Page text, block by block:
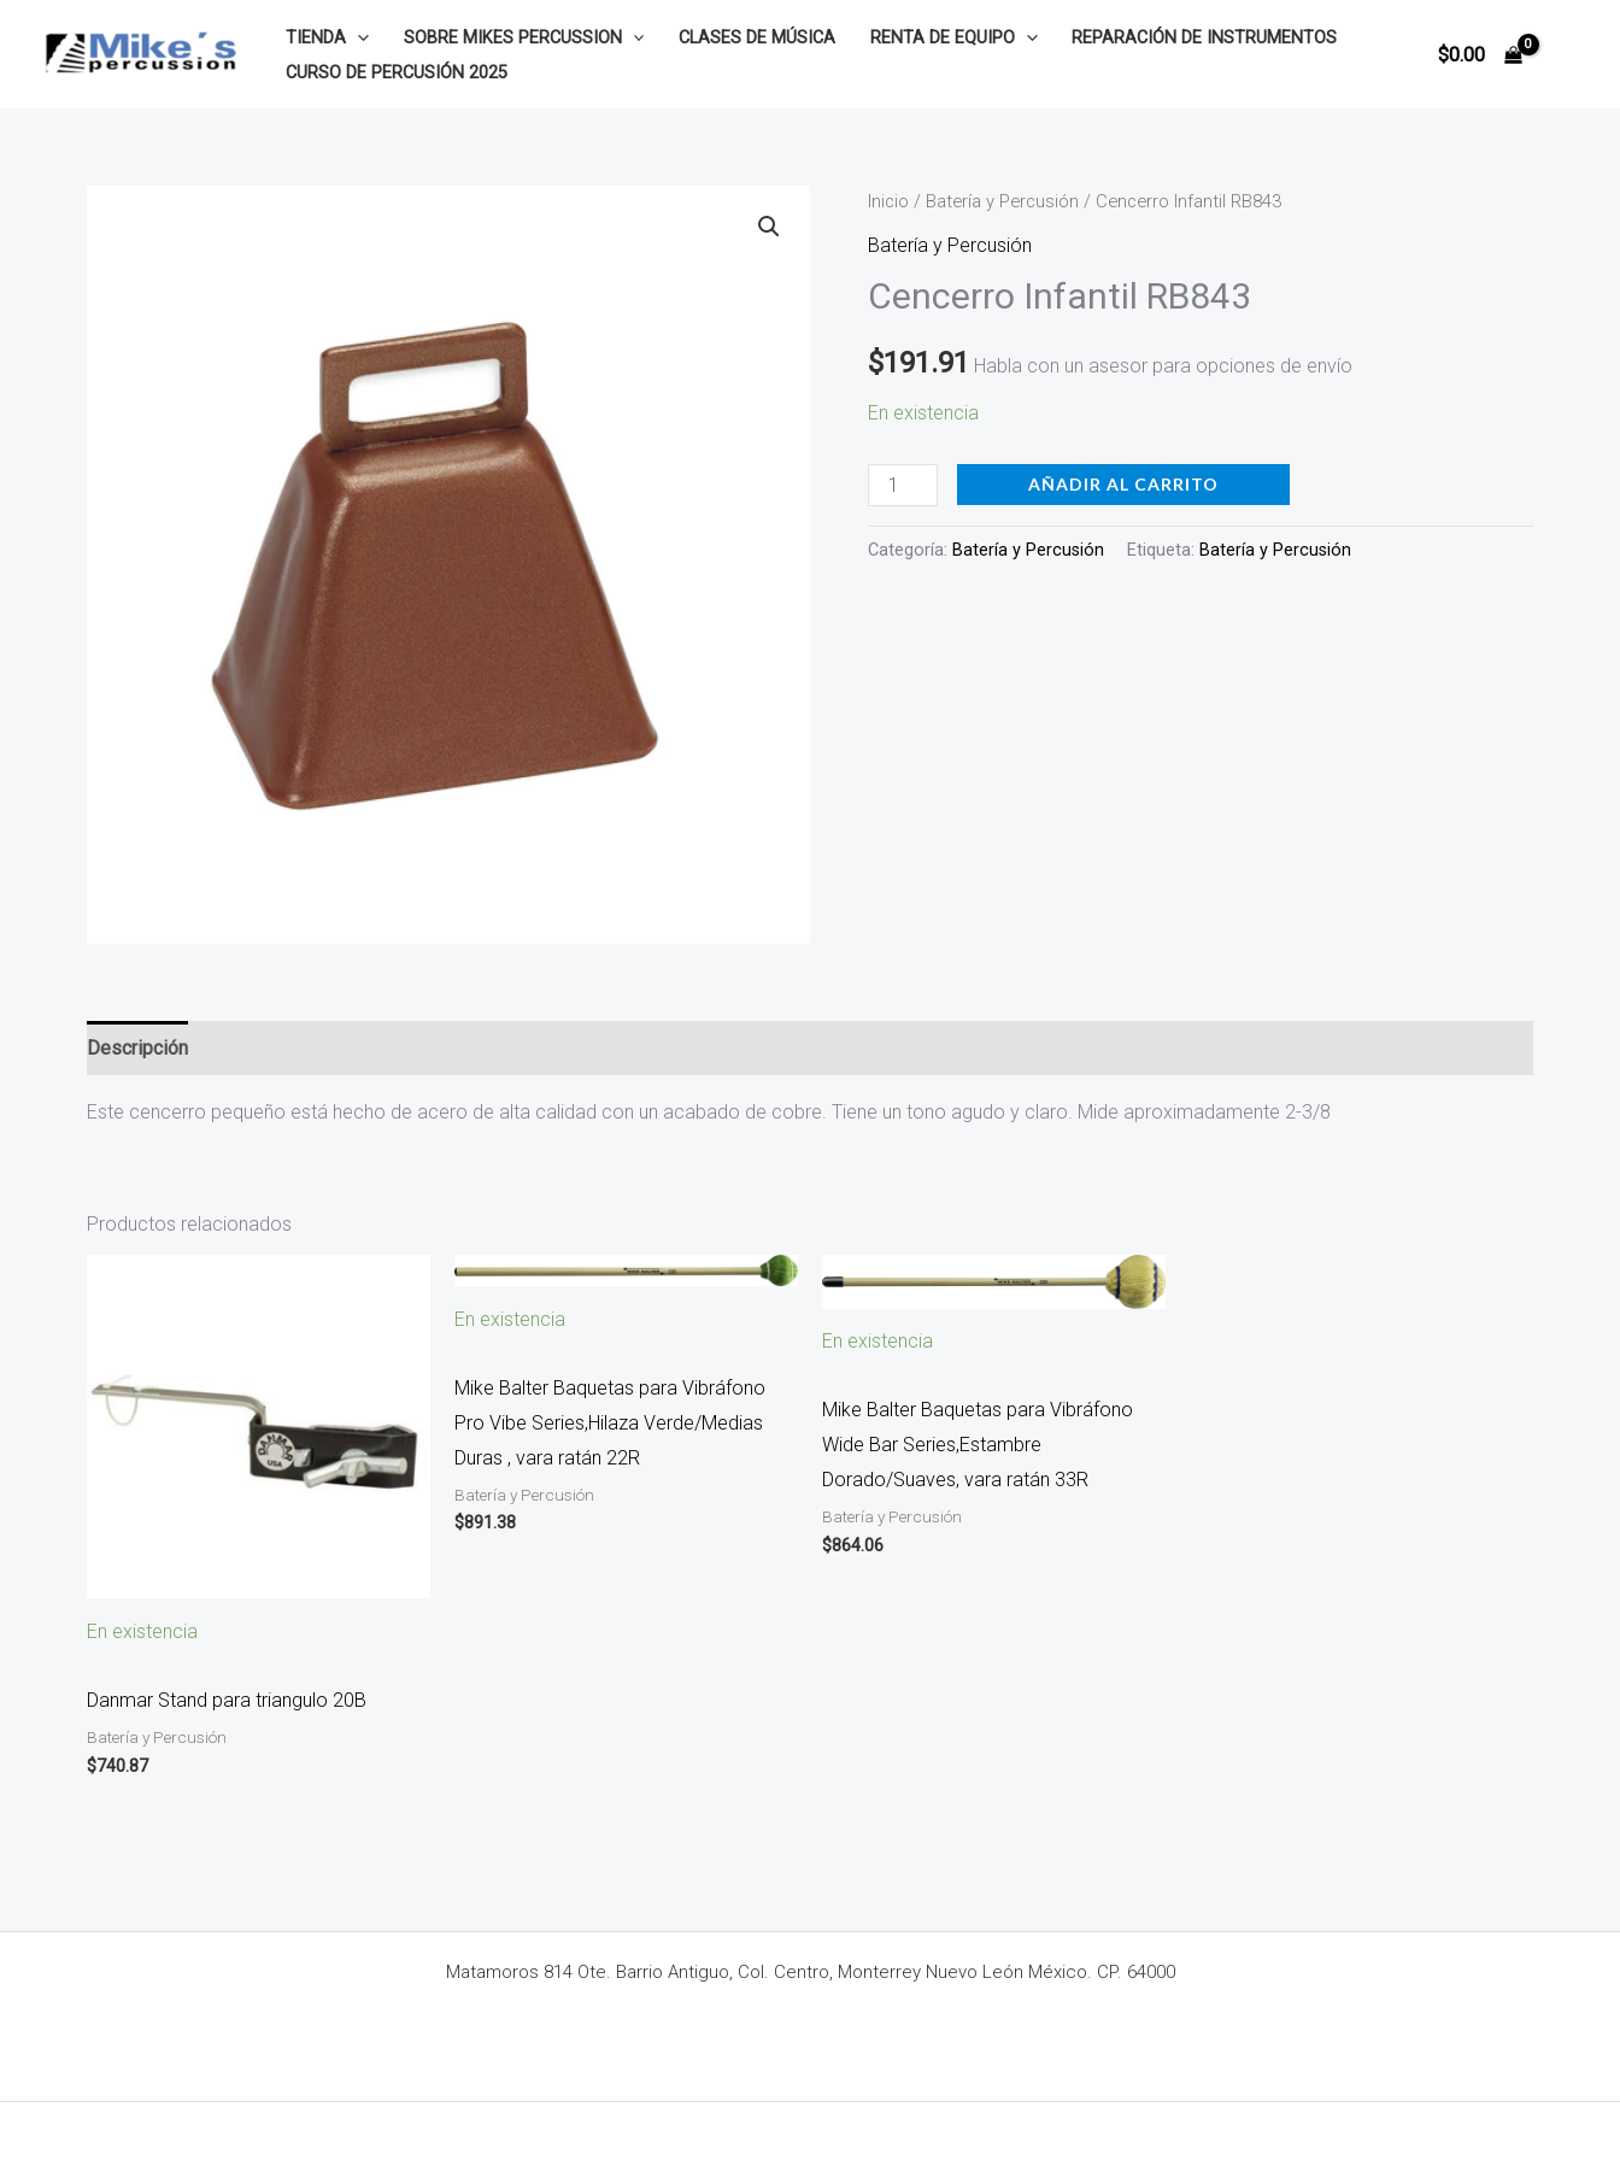
TIENDA SOBRE MIKES PERCUSSION CLASES DE MÚSICA RENTA DE EQUIPO
REPARACIÓN DE INSTRUMENTOS
CURSO DE PERCUSIÓN 2025
$0.00
Inicio / Batería y Percusión / Cencerro Infantil RB843
Batería y Percusión
Cencerro Infantil RB843
$191.91 Habla con un asesor para opciones de envío
En existencia
Cencerro
Infantil
cantidad
AÑADIR AL CARRITO
Categoría: Batería y Percusión Etiqueta: Batería y Percusión
Descripción
Este cencerro pequeño está hecho de acero de alta calidad con un acabado de cobre. Tiene un tono agudo y claro. Mide aproximadamente 2-3/8
Productos relacionados
En existencia
Danmar Stand para triangulo 20B
Batería y Percusión
$740.87
En existencia
Mike Balter Baquetas para Vibráfono
Pro Vibe Series,Hilaza Verde/Medias
Duras , vara ratán 22R
Batería y Percusión
$891.38
En existencia
Mike Balter Baquetas para Vibráfono
Wide Bar Series,Estambre
Dorado/Suaves, vara ratán 33R
Batería y Percusión
$864.06
Matamoros 814 Ote. Barrio Antiguo, Col. Centro, Monterrey Nuevo León México. CP. 64000